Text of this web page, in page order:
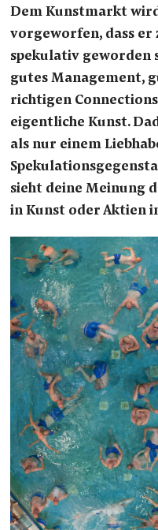
Dem Kunstmarkt
vorgeworfen, dass
spekulativ geworden
gutes Management,
richtigen
eigentliche Kunst.
als nur einem
sieht deine Meinung
in Kunst oder Aktien